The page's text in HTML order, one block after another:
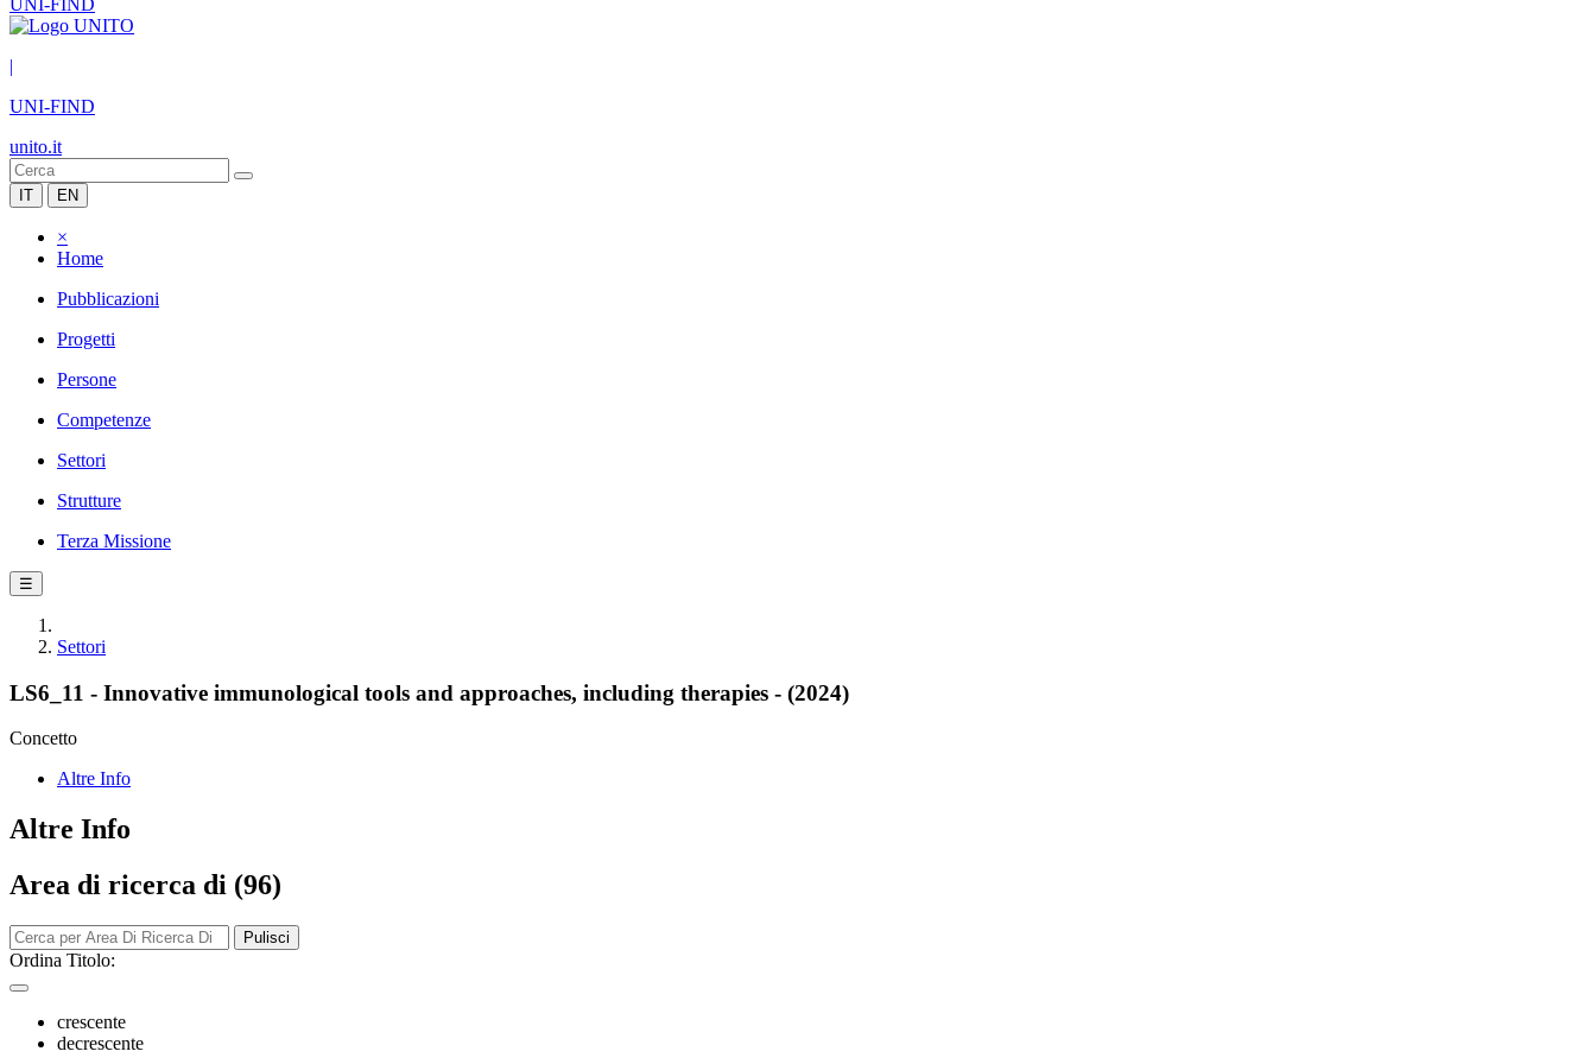
UNI-FIND
|
UNI-FIND
unito.it
IT EN
×
Home
Pubblicazioni
Progetti
Persone
Competenze
Settori
Strutture
Terza Missione
☰
Settori
LS6_11 - Innovative immunological tools and approaches, including therapies - (2024)
Concetto
Altre Info
Altre Info
Area di ricerca di (96)
Pulisci
Ordina Titolo:
crescente
decrescente